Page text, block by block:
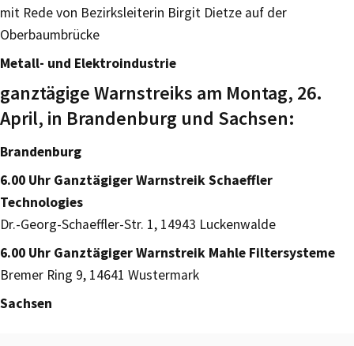
mit Rede von Bezirksleiterin Birgit Dietze auf der
Oberbaumbrücke
Metall- und Elektroindustrie
ganztägige Warnstreiks am Montag, 26.
April, in Brandenburg und Sachsen:
Brandenburg
6.00 Uhr Ganztägiger Warnstreik Schaeffler
Technologies
Dr.-Georg-Schaeffler-Str. 1, 14943 Luckenwalde
6.00 Uhr Ganztägiger Warnstreik Mahle Filtersysteme
Bremer Ring 9, 14641 Wustermark
Sachsen